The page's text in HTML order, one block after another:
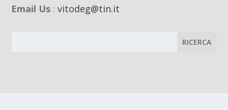
Email Us :vitodeg@tin.it